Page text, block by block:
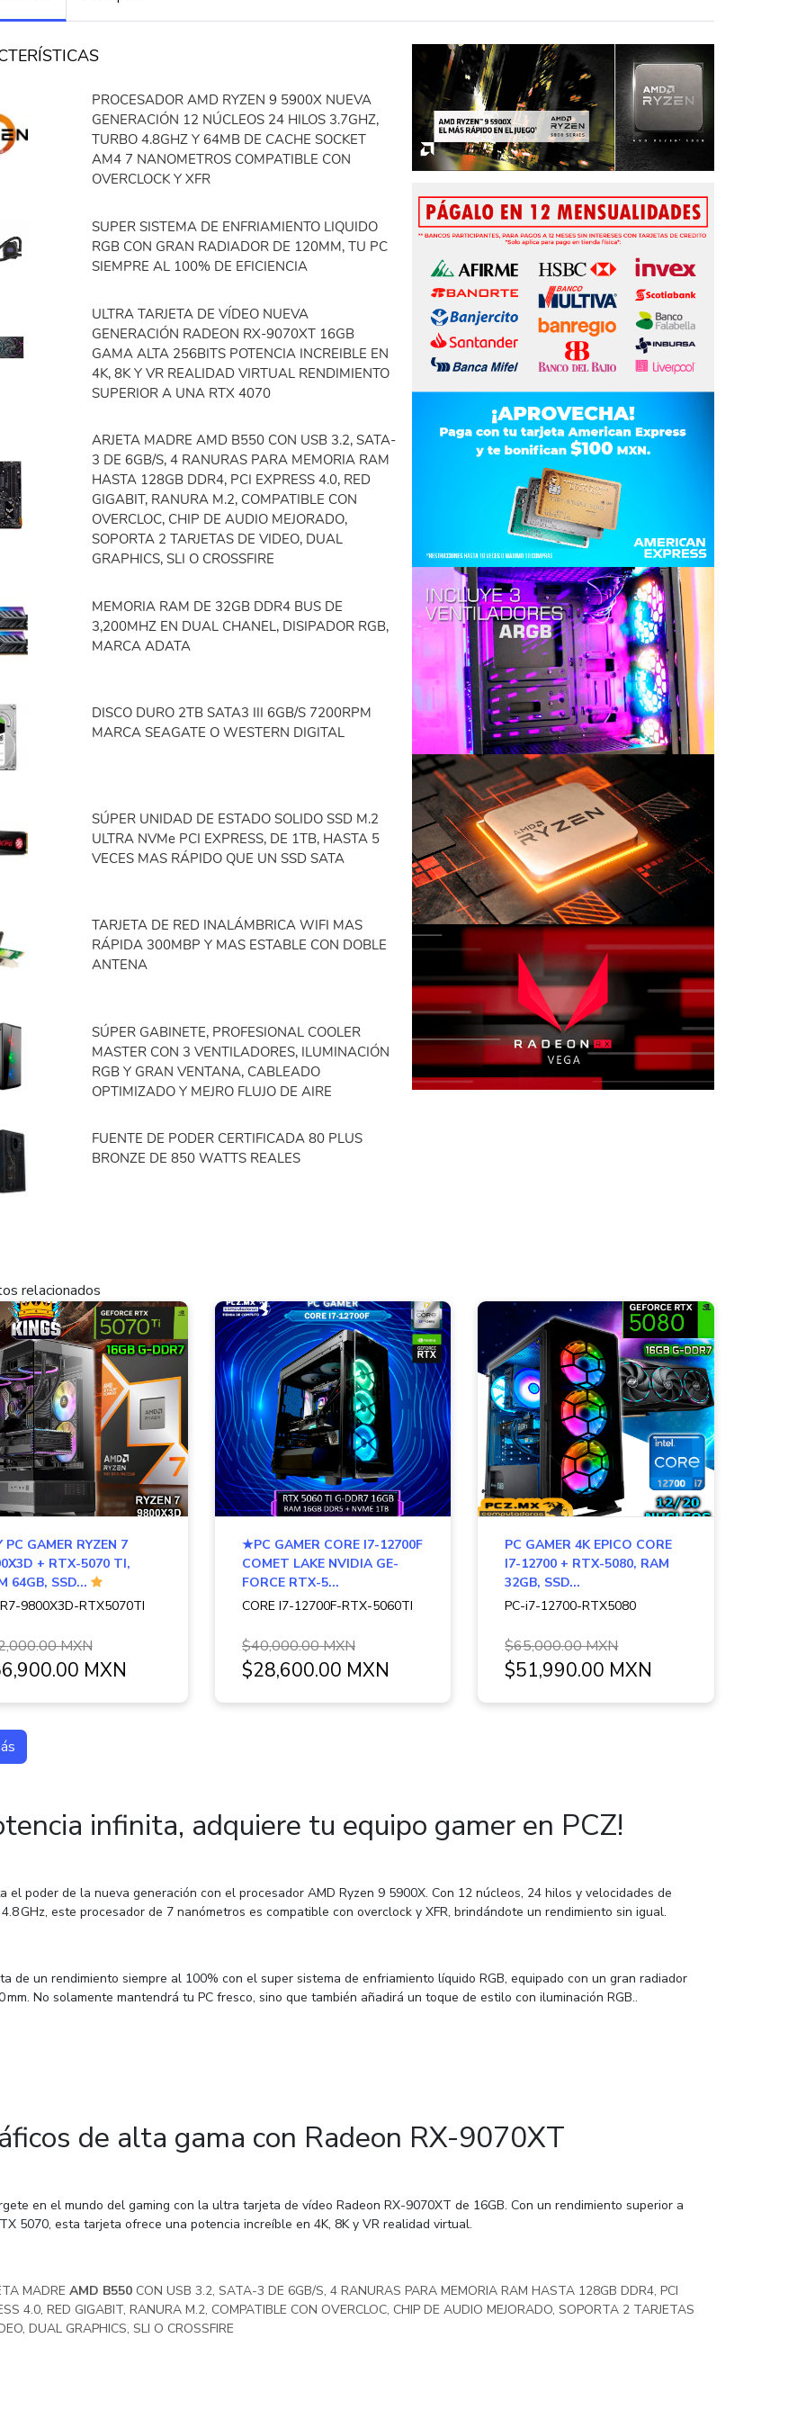
PROCESADOR AMD RYZEN 9 5900X NUEVA
GENERACIÓN 12 NÚCLEOS 24 HILOS 3.7GHZ,
TURBO 4.8GHZ Y 64MB DE CACHE SOCKET
AM4 7 NANOMETROS COMPATIBLE CON
OVERCLOCK Y XFR
SUPER SISTEMA DE ENFRIAMIENTO LIQUIDO
RGB CON GRAN RADIADOR DE 120MM, TU PC
SIEMPRE AL 100% DE EFICIENCIA
ULTRA TARJETA DE VÍDEO NUEVA
GENERACIÓN RADEON RX-9070XT 16GB
GAMA ALTA 256BITS POTENCIA INCREIBLE EN
4K, 8K Y VR REALIDAD VIRTUAL RENDIMIENTO
SUPERIOR A UNA RTX 4070
ARJETA MADRE AMD B550 CON USB 3.2, SATA-
3 DE 6GB/S, 4 RANURAS PARA MEMORIA RAM
HASTA 128GB DDR4, PCI EXPRESS 4.0, RED
GIGABIT, RANURA M.2, COMPATIBLE CON
OVERCLOC, CHIP DE AUDIO MEJORADO,
SOPORTA 2 TARJETAS DE VIDEO, DUAL
GRAPHICS, SLI O CROSSFIRE
MEMORIA RAM DE 32GB DDR4 BUS DE
3,200MHZ EN DUAL CHANEL, DISIPADOR RGB,
MARCA ADATA
DISCO DURO 2TB SATA3 III 6GB/S 7200RPM
MARCA SEAGATE O WESTERN DIGITAL
SÚPER UNIDAD DE ESTADO SOLIDO SSD M.2
ULTRA NVMe PCI EXPRESS, DE 1TB, HASTA 5
VECES MAS RÁPIDO QUE UN SSD SATA
TARJETA DE RED INALÁMBRICA WIFI MAS
RÁPIDA 300MBP Y MAS ESTABLE CON DOBLE
ANTENA
SÚPER GABINETE, PROFESIONAL COOLER
MASTER CON 3 VENTILADORES, ILUMINACIÓN
RGB Y GRAN VENTANA, CABLEADO
OPTIMIZADO Y MEJRO FLUJO DE AIRE
FUENTE DE PODER CERTIFICADA 80 PLUS
BRONZE DE 850 WATTS REALES
relacionados
PC GAMER RYZEN 7
+ RTX-5070 TI,
64GB, SSD...
9800X3D-RTX5070TI
MXN
MXN
★PC GAMER CORE I7-12700F
COMET LAKE NVIDIA GE-
FORCE RTX-5...
CORE I7-12700F-RTX-5060TI
$40,000.00 MXN
$28,600.00 MXN
PC GAMER 4K EPICO CORE
I7-12700 + RTX-5080, RAM
32GB, SSD...
PC-i7-12700-RTX5080
$65,000.00 MXN
$51,990.00 MXN
infinita, adquiere tu equipo gamer en PCZ!
el poder de la nueva generación con el procesador AMD Ryzen 9 5900X. Con 12 núcleos, 24 hilos y velocidades de
GHz, este procesador de 7 nanómetros es compatible con overclock y XFR, brindándote un rendimiento sin igual.
de un rendimiento siempre al 100% con el super sistema de enfriamiento líquido RGB, equipado con un gran radiador
mm. No solamente mantendrá tu PC fresco, sino que también añadirá un toque de estilo con iluminación RGB..
de alta gama con Radeon RX-9070XT
en el mundo del gaming con la ultra tarjeta de vídeo Radeon RX-9070XT de 16GB. Con un rendimiento superior a
5070, esta tarjeta ofrece una potencia increíble en 4K, 8K y VR realidad virtual.
MADRE AMD B550CON USB 3.2, SATA-3 DE 6GB/S, 4 RANURAS PARA MEMORIA RAM HASTA 128GB DDR4, PCI
4.0, RED GIGABIT, RANURA M.2, COMPATIBLE CON OVERCLOC, CHIP DE AUDIO MEJORADO, SOPORTA 2 TARJETAS
DUAL GRAPHICS, SLI O CROSSFIRE